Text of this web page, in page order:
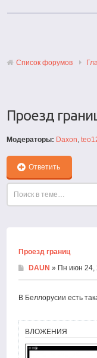
Список форумов
Проезд
Модераторы: Daxon,
Ответить
Проезд границ
DAUN » Пн июн 24,
В Беллорусии есть
ВЛОЖЕНИЯ